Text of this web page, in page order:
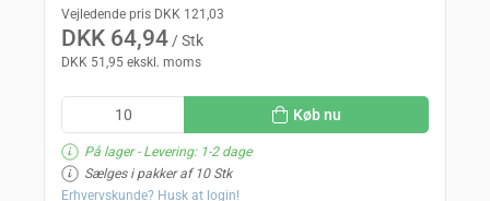
Vejledende pris DKK 121,03
DKK 64,94 / Stk
DKK 51,95 ekskl. moms
Køb nu
På lager- Levering: 1-2 dage
Sælges i pakker af 10 Stk
Erhvervskunde? Husk at login!